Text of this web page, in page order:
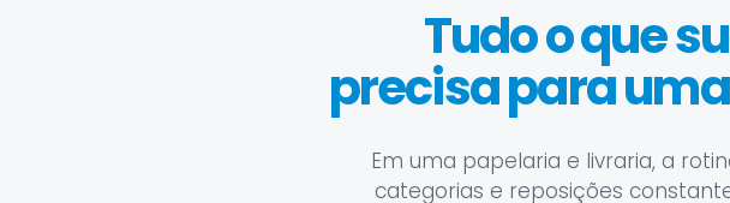
Tudo o que
precisa para
Em uma papelaria e livraria, a
categorias e reposições